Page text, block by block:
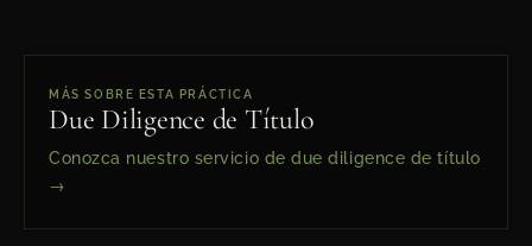
MÁS SOBRE ESTA PRÁCTICA
Due Diligence de Título
Conozca nuestro servicio de due diligence de título
→